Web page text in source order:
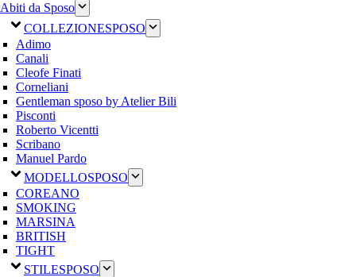
Abiti da Sposo
COLLEZIONESPOSO
Adimo
Canali
Cleofe Finati
Corneliani
Gentleman sposo by Atelier Bili
Pisconti
Roberto Vicentti
Scribano
Manuel Pardo
MODELLOSPOSO
COREANO
SMOKING
MARSINA
BRITISH
TIGHT
STILESPOSO